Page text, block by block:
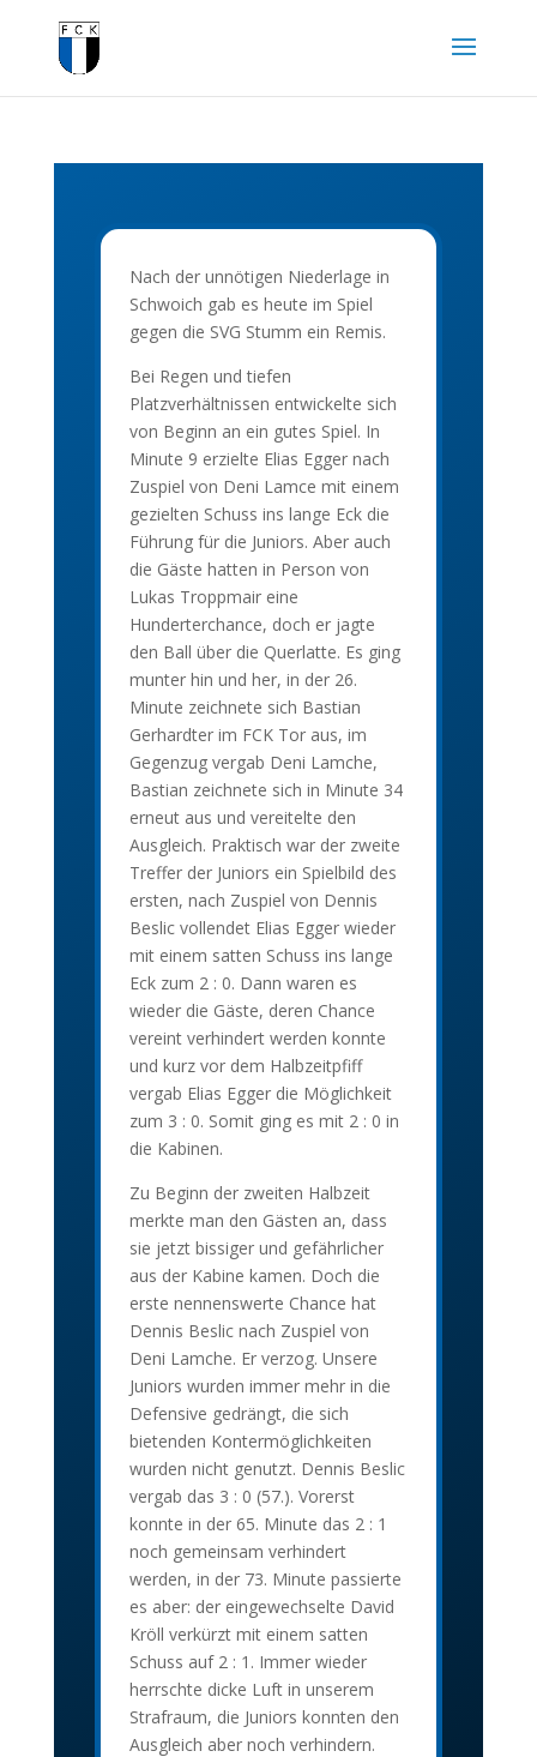
Nach der unnötigen Niederlage in
Schwoich gab es heute im Spiel
gegen die SVG Stumm ein Remis.
Bei Regen und tiefen
Platzverhältnissen entwickelte sich
von Beginn an ein gutes Spiel. In
Minute 9 erzielte Elias Egger nach
Zuspiel von Deni Lamce mit einem
gezielten Schuss ins lange Eck die
Führung für die Juniors. Aber auch
die Gäste hatten in Person von
Lukas Troppmair eine
Hunderterchance, doch er jagte
den Ball über die Querlatte. Es ging
munter hin und her, in der 26.
Minute zeichnete sich Bastian
Gerhardter im FCK Tor aus, im
Gegenzug vergab Deni Lamche,
Bastian zeichnete sich in Minute 34
erneut aus und vereitelte den
Ausgleich. Praktisch war der zweite
Treffer der Juniors ein Spielbild des
ersten, nach Zuspiel von Dennis
Beslic vollendet Elias Egger wieder
mit einem satten Schuss ins lange
Eck zum 2 : 0. Dann waren es
wieder die Gäste, deren Chance
vereint verhindert werden konnte
und kurz vor dem Halbzeitpfiff
vergab Elias Egger die Möglichkeit
zum 3 : 0. Somit ging es mit 2 : 0 in
die Kabinen.
Zu Beginn der zweiten Halbzeit
merkte man den Gästen an, dass
sie jetzt bissiger und gefährlicher
aus der Kabine kamen. Doch die
erste nennenswerte Chance hat
Dennis Beslic nach Zuspiel von
Deni Lamche. Er verzog. Unsere
Juniors wurden immer mehr in die
Defensive gedrängt, die sich
bietenden Kontermöglichkeiten
wurden nicht genutzt. Dennis Beslic
vergab das 3 : 0 (57.). Vorerst
konnte in der 65. Minute das 2 : 1
noch gemeinsam verhindert
werden, in der 73. Minute passierte
es aber: der eingewechselte David
Kröll verkürzt mit einem satten
Schuss auf 2 : 1. Immer wieder
herrschte dicke Luft in unserem
Strafraum, die Juniors konnten den
Ausgleich aber noch verhindern.